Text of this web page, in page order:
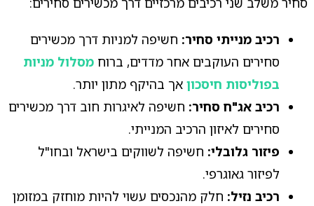
רכיב מנייתי סחיר: חשיפה למניות דרך מכשירים
סחירים העוקבים אחר מדדים, ברוח מסלול מניות
בפוליסות חיסכוןאך בהיקף מתון יותר.
רכיב אג"ח סחיר: חשיפה לאיגרות חוב דרך מכשירים
סחירים לאיזון הרכיב המנייתי.
פיזור גלובלי: חשיפה לשווקים בישראל ובחו"ל
לפיזור גאוגרפי.
רכיב נזיל: חלק מהנכסים עשוי להיות מוחזק במזומן